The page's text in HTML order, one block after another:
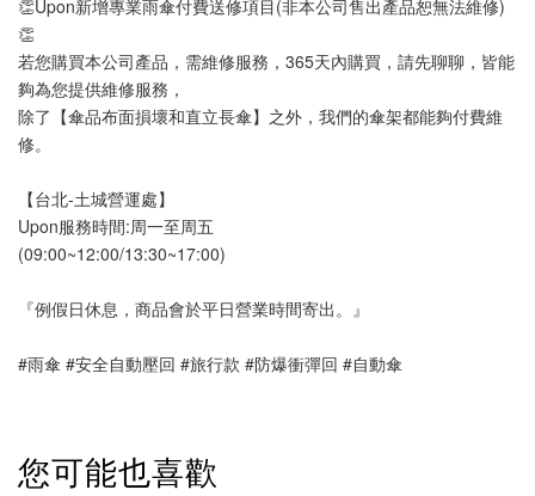
👏Upon新增專業雨傘付費送修項目(非本公司售出產品恕無法維修)
👏
若您購買本公司產品，需維修服務，365天內購買，請先聊聊，皆能
夠為您提供維修服務，
除了【傘品布面損壞和直立長傘】之外，我們的傘架都能夠付費維
修。
【台北-土城營運處】
Upon服務時間:周一至周五
(09:00~12:00/13:30~17:00)
『例假日休息，商品會於平日營業時間寄出。』
#雨傘 #安全自動壓回 #旅行款 #防爆衝彈回 #自動傘
您可能也喜歡